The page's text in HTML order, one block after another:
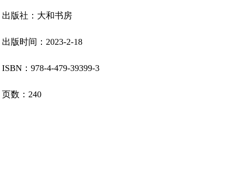
出版社：大和书房
出版时间：2023-2-18
ISBN：978-4-479-39399-3
页数：240